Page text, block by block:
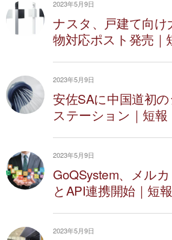
2023年5月9日
ナスタ、戸建て向け
物対応ポスト発売｜
2023年5月9日
安佐SAに中国道初
ステーション｜短報
2023年5月9日
GoQSystem、メル
とAPI連携開始｜短報
2023年5月9日